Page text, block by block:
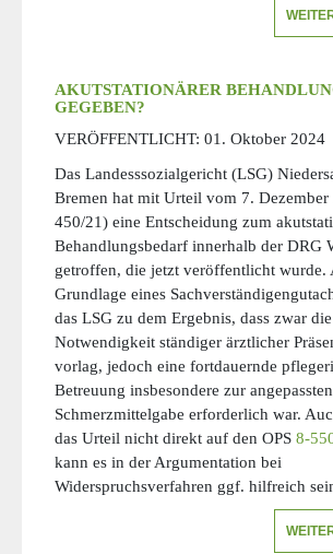
AKUTSTATIONÄRER
GEGEBEN?
VERÖFFENTLICHT: 01. Oktober 2024
Das Landesssozialgericht (LSG)
Bremen hat mit Urteil vom 7.
450/21) eine Entscheidung zum
Behandlungsbedarf innerhalb der DRG
getroffen, die jetzt veröffentlicht wurde.
Grundlage eines
das LSG zu dem Ergebnis, dass zwar die
Notwendigkeit ständiger ärztlicher
vorlag, jedoch eine fortdauernde
Betreuung insbesondere zur angepassten
Schmerzmittelgabe erforderlich war.
das Urteil nicht direkt auf den OPS 8-
kann es in der Argumentation bei
Widerspruchsverfahren ggf. hilfreich